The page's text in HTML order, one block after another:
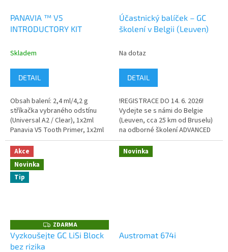
PANAVIA ™ V5
INTRODUCTORY KIT
Skladem
DETAIL
Obsah balení: 2,4 ml/4,2 g
stříkačka vybraného odstínu
(Universal A2 / Clear), 1x2ml
Panavia V5 Tooth Primer, 1x2ml
Clearfil Ceramic Primer,
příslušenství. PANAVIA ™ V5 je...
Účastnický balíček – GC
školení v Belgii (Leuven)
Na dotaz
DETAIL
!REGISTRACE DO 14. 6. 2026!
Vydejte se s námi do Belgie
(Leuven, cca 25 km od Bruselu)
na odborné školení ADVANCED
SQIN MICRO-LAYERING COURSE v
GC Europe Campus – v...
Akce
Novinka
Tip
Z
D
A
ZDARMA
Vyzkoušejte GC LiSi Block
bez rizika
Novinka
Austromat 674i